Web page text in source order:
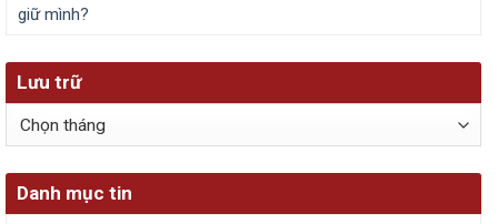
giữ mình?
Lưu trữ
Lưu
Danh mục tin